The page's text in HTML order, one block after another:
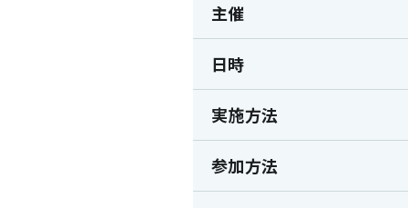
主催
日時
実施方法
参加方法